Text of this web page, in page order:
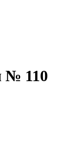
№ 110